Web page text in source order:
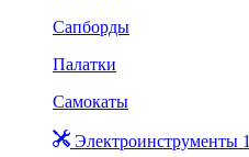
Сапборды
Палатки
Самокаты
Электроинструменты 1